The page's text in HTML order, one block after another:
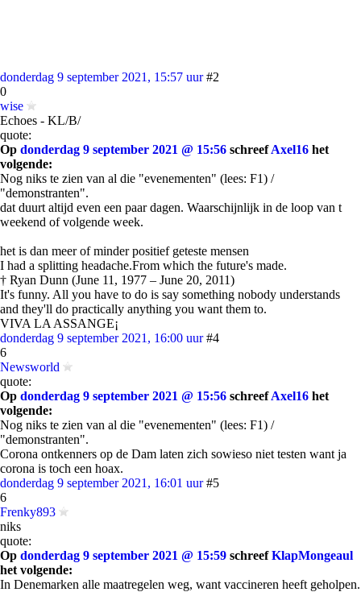
donderdag 9 september 2021, 15:57 uur #2
0
wise
Echoes - KL/B/
quote:
Op donderdag 9 september 2021 @ 15:56 schreefAxel16 het
volgende:
Nog niks te zien van al die "evenementen" (lees: F1) /
"demonstranten".
dat duurt altijd even een paar dagen. Waarschijnlijk in de loop van t
weekend of volgende week.
het is dan meer of minder positief geteste mensen
I had a splitting headache.From which the future's made.
† Ryan Dunn (June 11, 1977 – June 20, 2011)
It's funny. All you have to do is say something nobody understands
and they'll do practically anything you want them to.
VIVA LA ASSANGE¡
donderdag 9 september 2021, 16:00 uur #4
6
Newsworld
quote:
Op donderdag 9 september 2021 @ 15:56 schreefAxel16 het
volgende:
Nog niks te zien van al die "evenementen" (lees: F1) /
"demonstranten".
Corona ontkenners op de Dam laten zich sowieso niet testen want ja
corona is toch een hoax.
donderdag 9 september 2021, 16:01 uur #5
6
Frenky893
niks
quote:
Op donderdag 9 september 2021 @ 15:59 schreefKlapMongeaul
het volgende:
In Denemarken alle maatregelen weg, want vaccineren heeft geholpen.